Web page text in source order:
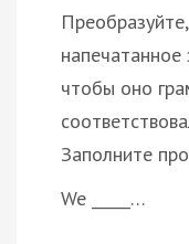
напечатанное
чтобы оно
Заполните
We _____…